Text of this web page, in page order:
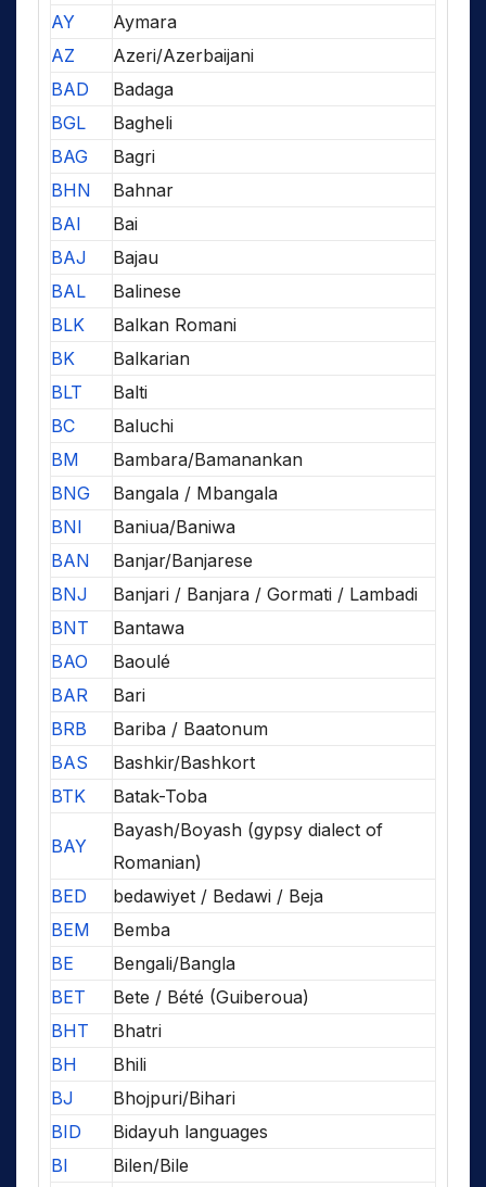
AY
Aymara
AZ
Azeri/Azerbaijani
BAD
Badaga
BGL
Bagheli
BAG
Bagri
BHN
Bahnar
BAI
Bai
BAJ
Bajau
BAL
Balinese
BLK
Balkan Romani
BK
Balkarian
BLT
Balti
BC
Baluchi
BM
Bambara/Bamanankan
BNG
Bangala / Mbangala
BNI
Baniua/Baniwa
BAN
Banjar/Banjarese
BNJ
Banjari / Banjara / Gormati / Lambadi
BNT
Bantawa
BAO
Baoulé
BAR
Bari
BRB
Bariba / Baatonum
BAS
Bashkir/Bashkort
BTK
Batak-Toba
BAY
Bayash/Boyash (gypsy dialect of
Romanian)
BED
bedawiyet / Bedawi / Beja
BEM
Bemba
BE
Bengali/Bangla
BET
Bete / Bété (Guiberoua)
BHT
Bhatri
BH
Bhili
BJ
Bhojpuri/Bihari
BID
Bidayuh languages
BI
Bilen/Bile